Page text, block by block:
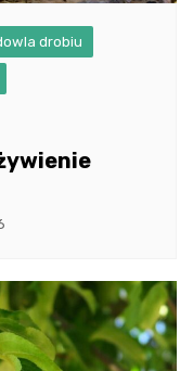
drobiu